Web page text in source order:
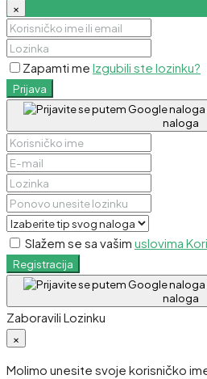
×
Zapamti me Izgubili ste lozinku?
Prijava
naloga
Slažem se sa vašim uslovima
Registracija
naloga
Zaboravili Lozinku
×
Molimo unesite svoje korisničko